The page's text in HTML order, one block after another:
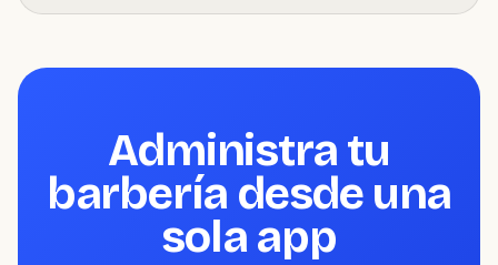
Administra tu
barbería desde una
sola app